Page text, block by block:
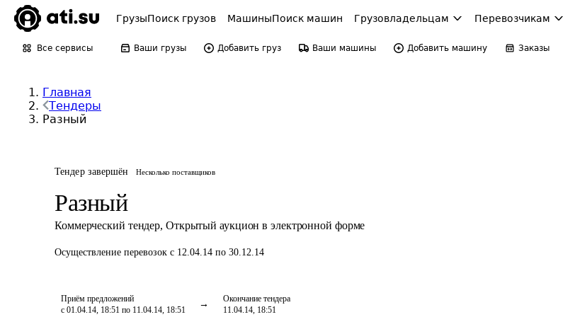
ГрузыПоиск грузов МашиныПоиск машин Грузовладельцам Перевозчикам
Все сервисы Ваши грузы Добавить груз Ваши машины Добавить машину Заказы
Главная
Тендеры
Разный
Тендер завершён Несколько поставщиков
Разный
Коммерческий тендер, Открытый аукцион в электронной форме
Осуществление перевозок с 12.04.14 по 30.12.14
Приём предложений
с 01.04.14, 18:51 по 11.04.14, 18:51
Окончание тендера
11.04.14, 18:51